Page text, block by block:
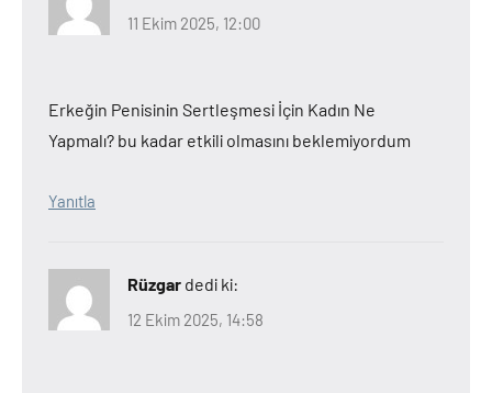
11 Ekim 2025, 12:00
Erkeğin Penisinin Sertleşmesi İçin Kadın Ne
Yapmalı? bu kadar etkili olmasını beklemiyordum
Yanıtla
Rüzgar dedi ki:
12 Ekim 2025, 14:58